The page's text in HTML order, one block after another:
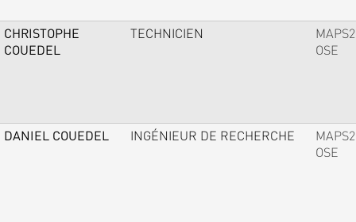
CHRISTOPHE
COUEDEL
TECHNICIEN
MAPS2
OSE
DANIEL COUEDEL INGÉNIEUR DE RECHERCHE
MAPS2
OSE